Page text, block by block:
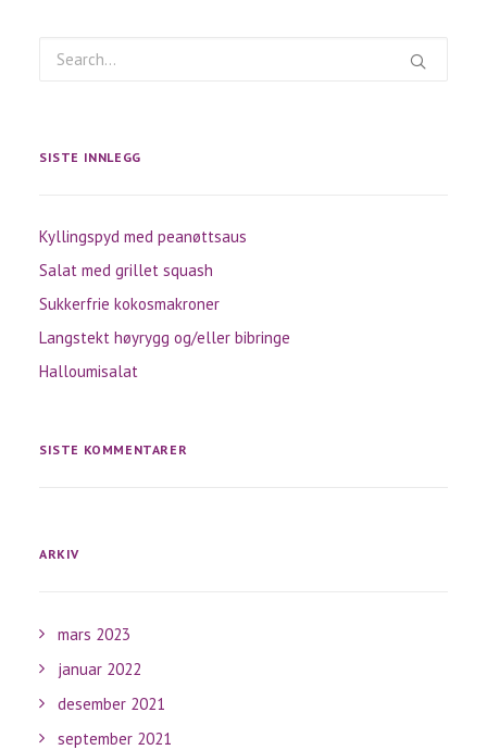
SISTE INNLEGG
Kyllingspyd med peanøttsaus
Salat med grillet squash
Sukkerfrie kokosmakroner
Langstekt høyrygg og/eller bibringe
Halloumisalat
SISTE KOMMENTARER
ARKIV
mars 2023
januar 2022
desember 2021
september 2021